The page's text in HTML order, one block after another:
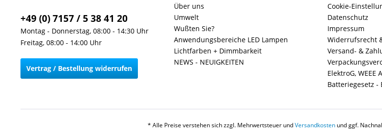
+49 (0) 7157 / 5 38 41 20
Montag - Donnerstag, 08:00 - 14:30 Uhr
Freitag, 08:00 - 14:00 Uhr
Vertrag / Bestellung widerrufen
Über uns
Umwelt
Wußten Sie?
Anwendungsbereiche LED Lampen
Lichtfarben + Dimmbarkeit
NEWS - NEUIGKEITEN
Cookie-
Datenschutz
Impressum
Widerrufsrecht
Versand- &
ElektroG,
Batteriegesetz -
* Alle Preise verstehen sich zzgl. Mehrwertsteuer undVersandkosten und ggf.